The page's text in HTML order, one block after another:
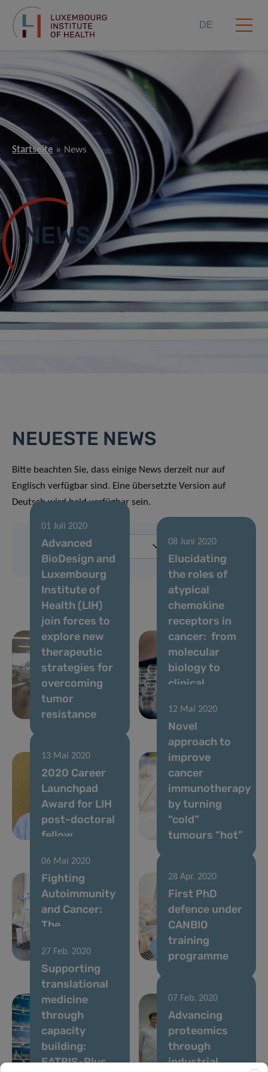
DE
Startseite News
NEWS
NEUESTE NEWS
Bitte beachten Sie, dass einige News derzeit nur auf
Englisch verfügbar sind. Eine übersetzte Version auf
Deutsch wird bald verfügbar sein.
01 Juli 2020
Advanced
BioDesign and
Luxembourg
Institute of
Health (LIH)
join forces to
explore new
therapeutic
strategies for
overcoming
tumor
resistance
08 Juni 2020
Elucidating
the roles of
atypical
chemokine
receptors in
cancer: from
molecular
biology to
clinical
therapy
13 Mai 2020
2020 Career
Launchpad
Award for LIH
post-doctoral
fellow
12 Mai 2020
Novel
approach to
improve
cancer
immunotherapy
by turning
“cold”
tumours “hot”
06 Mai 2020
Fighting
Autoimmunity
and Cancer:
The
Key
28 Apr. 2020
First PhD
defence under
CANBIO
training
programme
27 Feb. 2020
Supporting
translational
medicine
through
capacity
building:
EATRIS-Plus
07 Feb. 2020
Advancing
proteomics
through
industrial